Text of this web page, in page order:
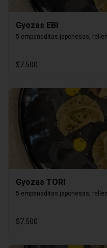
Gyozas EBI
5 empanaditas japonesas,
$7.500
Gyozas TORI
5 empanaditas japonesas,
$7.500